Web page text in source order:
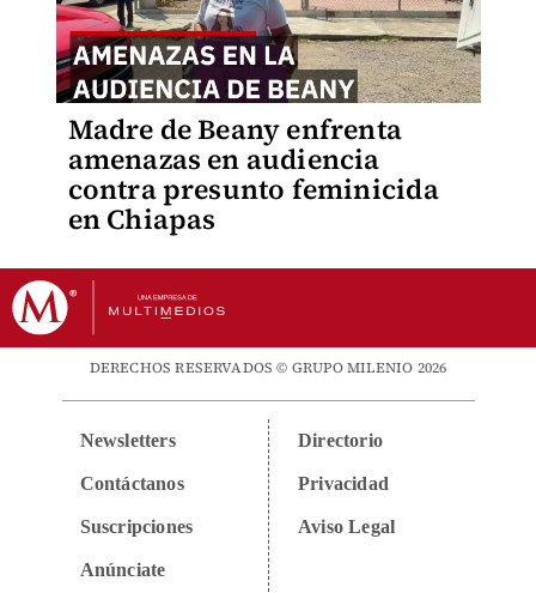
Madre de Beany enfrenta
amenazas en audiencia
contra presunto feminicida
en Chiapas
DERECHOS RESERVADOS © GRUPO MILENIO 2026
Newsletters
Contáctanos
Suscripciones
Anúnciate
Directorio
Privacidad
Aviso Legal